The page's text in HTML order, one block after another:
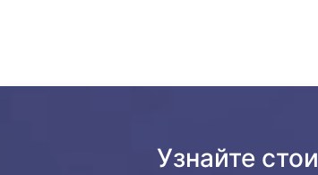
Узнайте